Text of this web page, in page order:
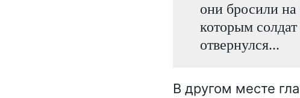
они бросили
которым
отвернулся...
В другом месте